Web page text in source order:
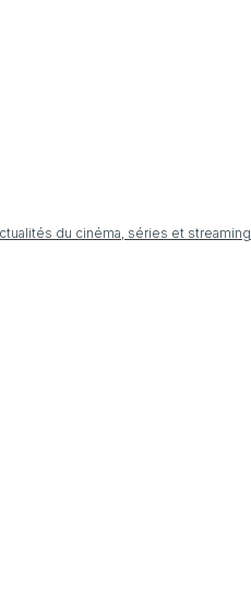
du cinéma, séries et streaming